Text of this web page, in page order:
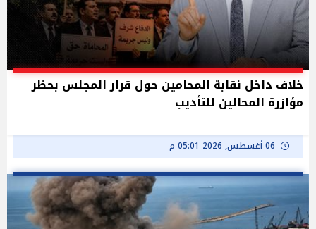
خلاف داخل نقابة المحامين حول قرار المجلس بحظر
مؤازرة المحالين للتأديب
06 أغسطس, 2026 05:01 م